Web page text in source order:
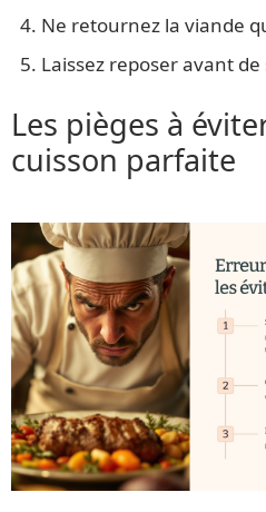
Ne retournez la viande
Laissez reposer avant
Les pièges à
cuisson parfaite